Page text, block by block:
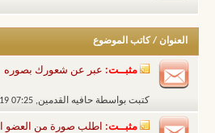
العنوان / كاتب الموضوع
مثبــت: عبر عن شعورك بصوره
كتبت بواسطة حافيه القدمين‏, 22-10-2019 07:25 PM
مثبــت: اطلب صورة من العضو